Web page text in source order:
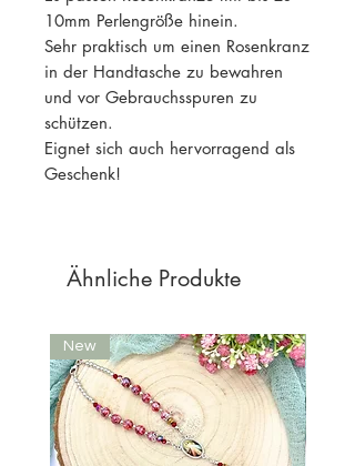
10mm Perlengröße hinein.
Sehr praktisch um einen Rosenkranz
in der Handtasche zu bewahren
und vor Gebrauchsspuren zu
schützen.
Eignet sich auch hervorragend als
Geschenk!
Ähnliche Produkte
New